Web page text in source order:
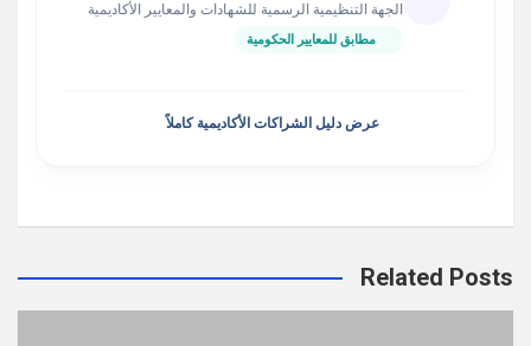
الجهة التنظيمية الرسمية للشهادات والمعايير الأكاديمية
مطابق للمعايير الحكومية
عرض دليل الشراكات الأكاديمية كاملاً
Related Posts